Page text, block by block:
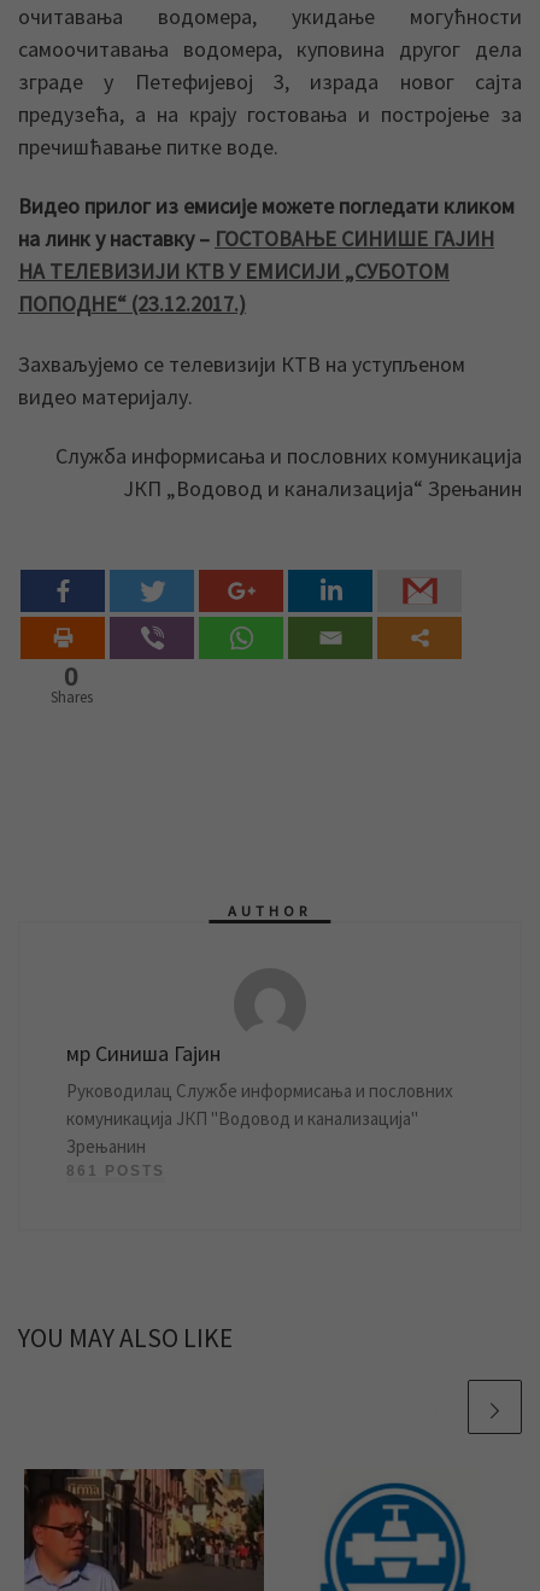
очитавања водомера, укидање могућности
самоочитавања водомера, куповина другог дела
зграде у Петефијевој 3, израда новог сајта
предузећа, а на крају гостовања и постројење за
пречишћавање питке воде.
Видео прилог из емисије можете погледати кликом
на линк у наставку – ГОСТОВАЊЕ СИНИШЕ ГАЈИН
НА ТЕЛЕВИЗИЈИ КТВ У ЕМИСИЈИ „СУБОТОМ
ПОПОДНЕ“ (23.12.2017.)
Захваљујемо се телевизији КТВ на уступљеном
видео материјалу.
Служба информисања и пословних комуникација
ЈКП „Водовод и канализација“ Зрењанин
0
Shares
AUTHOR
мр Синиша Гајин
Руководилац Службе информисања и пословних
комуникација ЈКП "Водовод и канализација"
Зрењанин
861 POSTS
YOU MAY ALSO LIKE